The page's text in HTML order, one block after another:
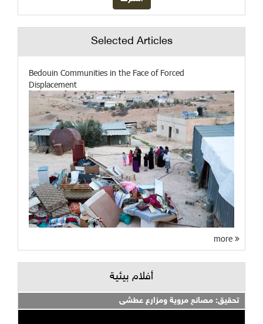
Selected Articles
Bedouin Communities in the Face of Forced
Displacement
أفلام بيئية
تحقيق: مصانع مروية ومزارع عطشى